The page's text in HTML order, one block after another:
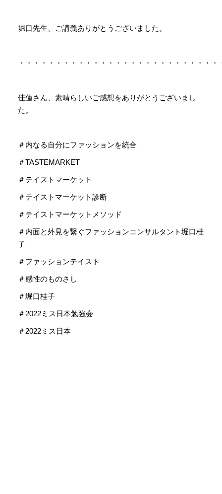
堀口先生、ご講義ありがとうございました。
・・・・・・・・・・・・・・・・・・・・・・・・・・・
佳蓮さん、素晴らしいご感想をありがとうございまし
た。
＃内なる自分にファッションを統合
＃TASTEMARKET
＃テイストマーケット
＃テイストマーケット診断
＃テイストマーケットメソッド
＃内面と外見を繋ぐファッションコンサルタント堀口桂
子
＃ファッションテイスト
＃感性のものさし
＃堀口桂子
＃2022ミス日本勉強会
＃2022ミス日本